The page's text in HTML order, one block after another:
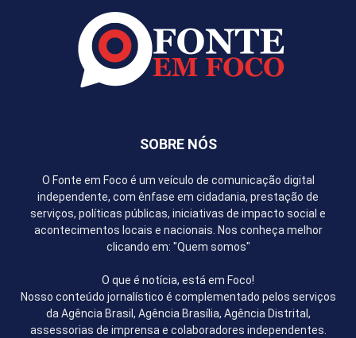
SOBRE NÓS
O Fonte em Foco é um veículo de comunicação digital
independente, com ênfase em cidadania, prestação de
serviços, políticas públicas, iniciativas de impacto social e
acontecimentos locais e nacionais. Nos conheça melhor
clicando em: "Quem somos"
O que é notícia, está em Foco!
Nosso conteúdo jornalístico é complementado pelos serviços
da Agência Brasil, Agência Brasília, Agência Distrital,
assessorias de imprensa e colaboradores independentes.